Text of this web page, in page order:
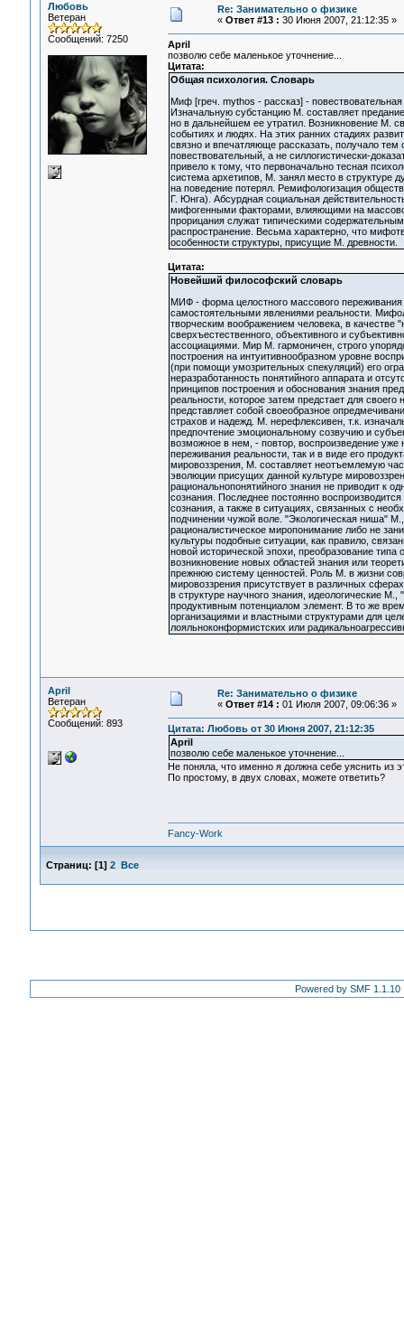
Любовь
Ветеран
Сообщений: 7250
Re: Занимательно о физике
« Ответ #13 : 30 Июня 2007, 21:12:35 »
April
позволю себе маленькое уточнение...
Цитата:
Общая психология. Словарь
Миф [греч. mythos - рассказ] -
Изначальную субстанцию М. составляет
но в дальнейшем ее утратил. Возникновение М.
событиях и людях. На этих ранних стадиях
связно и впечатляюще рассказать, получало
повествовательный, а не силлогистически-
привело к тому, что первоначально тесная
система архетипов, М. занял место в структуре
на поведение потерял. Ремифологизация
Г. Юнга). Абсурдная социальная
мифогенными факторами, влияющими на
прорицания служат типическими
распространение. Весьма характерно, что
особенности структуры, присущие М. древности.
Цитата:
Новейший философский словарь
МИФ - форма целостного массового переживания
самостоятельными явлениями реальности.
творческим воображением человека, в
сверхъестественного, объективного и
ассоциациями. Мир М. гармоничен, строго
построения на интуитивнообразном уровне
(при помощи умозрительных спекуляций) его
неразработанность понятийного аппарата и
принципов построения и обоснования знания
реальности, которое затем предстает для
представляет собой своеобразное
страхов и надежд. М. нерефлексивен, т.к.
предпочтение эмоциональному созвучию и
возможное в нем, - повтор, воспроизведение уже
переживания реальности, так и в виде его
мировоззрения, М. составляет неотъемлемую
эволюции присущих данной культуре
рациональнопонятийного знания не приводит к
сознания. Последнее постоянно
сознания, а также в ситуациях, связанных с
подчинении чужой воле. "Экологическая ниша"
рационалистическое миропонимание либо не
культуры подобные ситуации, как правило,
новой исторической эпохи, преобразование
возникновение новых областей знания или
прежнюю систему ценностей. Роль М. в жизни
мировоззрения присутствует в различных
в структуре научного знания, идеологические
продуктивным потенциалом элемент. В то же
организациями и властными структурами для
лояльноконформистских или
April
Ветеран
Сообщений: 893
Re: Занимательно о физике
« Ответ #14 : 01 Июля 2007, 09:06:36 »
Цитата: Любовь от 30 Июня 2007, 21:12:35
April
позволю себе маленькое уточнение...
Не поняла, что именно я должна себе уяснить из
По простому, в двух словах, можете ответить?
Fancy-Work
Страниц: [1] 2 Все
Powered by SMF 1.1.10